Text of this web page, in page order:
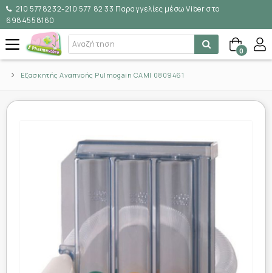
210 5778232-210 577 82 33 Παραγγελίες μέσω Viber στο
6984558160
0
Εξασκητής Αναπνοής Pulmogain CAMI 0809461